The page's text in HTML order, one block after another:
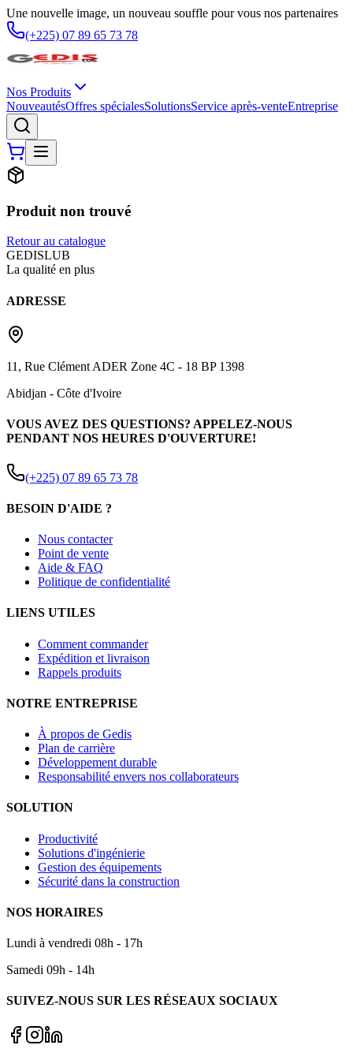
Une nouvelle image, un nouveau souffle pour vous nos partenaires
(+225) 07 89 65 73 78
Nos Produits
NouveautésOffres spécialesSolutionsService après-venteEntreprise
Produit non trouvé
Retour au catalogue
GEDISLUB
La qualité en plus
ADRESSE
11, Rue Clément ADER Zone 4C - 18 BP 1398
Abidjan - Côte d'Ivoire
VOUS AVEZ DES QUESTIONS? APPELEZ-NOUS
PENDANT NOS HEURES D'OUVERTURE!
(+225) 07 89 65 73 78
BESOIN D'AIDE ?
Nous contacter
Point de vente
Aide & FAQ
Politique de confidentialité
LIENS UTILES
Comment commander
Expédition et livraison
Rappels produits
NOTRE ENTREPRISE
À propos de Gedis
Plan de carrière
Développement durable
Responsabilité envers nos collaborateurs
SOLUTION
Productivité
Solutions d'ingénierie
Gestion des équipements
Sécurité dans la construction
NOS HORAIRES
Lundi à vendredi 08h - 17h
Samedi 09h - 14h
SUIVEZ-NOUS SUR LES RÉSEAUX SOCIAUX